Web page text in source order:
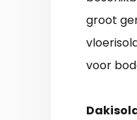
groot
voor